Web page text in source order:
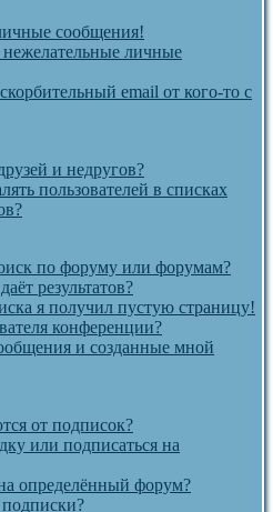
сообщения!
личные
email от кого-то с
и недругов?
пользователей в списках
по форуму или форумам?
результатов?
я получил пустую страницу!
конференции?
и созданные мной
от подписок?
или подписаться на
определённый форум?
подписки?